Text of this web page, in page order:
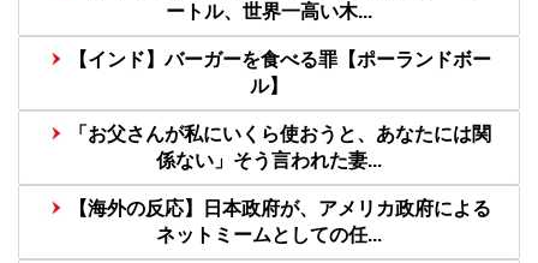
ートル、世界一高い木...
【インド】バーガーを食べる罪【ポーランドボー
ル】
「お父さんが私にいくら使おうと、あなたには関
係ない」そう言われた妻...
【海外の反応】日本政府が、アメリカ政府による
ネットミームとしての任...